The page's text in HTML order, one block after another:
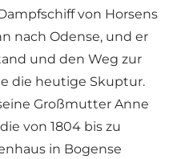
von Horsens
nach Odense, und er
und den Weg zur
die heutige Skuptur.
Großmutter Anne
von 1804 bis zu
in Bogense